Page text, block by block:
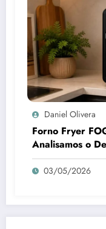
Daniel Olivera
Forno Fryer
Analisamos o
Praticidade
03/05/2026